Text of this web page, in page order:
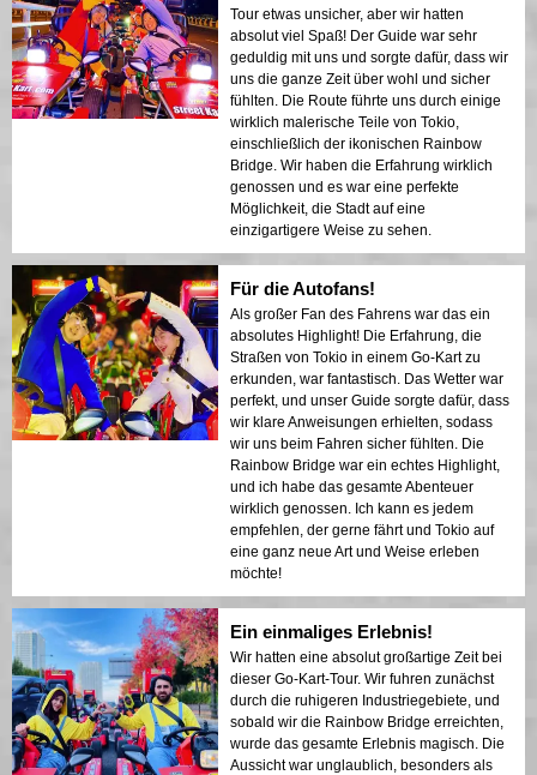
Tour etwas unsicher, aber wir hatten
absolut viel Spaß! Der Guide war sehr
geduldig mit uns und sorgte dafür, dass wir
uns die ganze Zeit über wohl und sicher
fühlten. Die Route führte uns durch einige
wirklich malerische Teile von Tokio,
einschließlich der ikonischen Rainbow
Bridge. Wir haben die Erfahrung wirklich
genossen und es war eine perfekte
Möglichkeit, die Stadt auf eine
einzigartigere Weise zu sehen.
Für die Autofans!
Als großer Fan des Fahrens war das ein
absolutes Highlight! Die Erfahrung, die
Straßen von Tokio in einem Go-Kart zu
erkunden, war fantastisch. Das Wetter war
perfekt, und unser Guide sorgte dafür, dass
wir klare Anweisungen erhielten, sodass
wir uns beim Fahren sicher fühlten. Die
Rainbow Bridge war ein echtes Highlight,
und ich habe das gesamte Abenteuer
wirklich genossen. Ich kann es jedem
empfehlen, der gerne fährt und Tokio auf
eine ganz neue Art und Weise erleben
möchte!
Ein einmaliges Erlebnis!
Wir hatten eine absolut großartige Zeit bei
dieser Go-Kart-Tour. Wir fuhren zunächst
durch die ruhigeren Industriegebiete, und
sobald wir die Rainbow Bridge erreichten,
wurde das gesamte Erlebnis magisch. Die
Aussicht war unglaublich, besonders als